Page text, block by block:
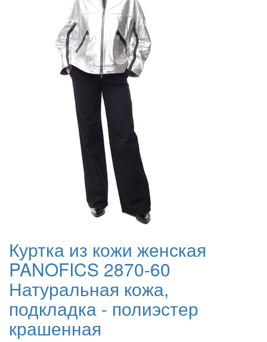
Куртка из кожи женская
PANOFICS 2870-60
Натуральная кожа,
подкладка - полиэстер
крашенная